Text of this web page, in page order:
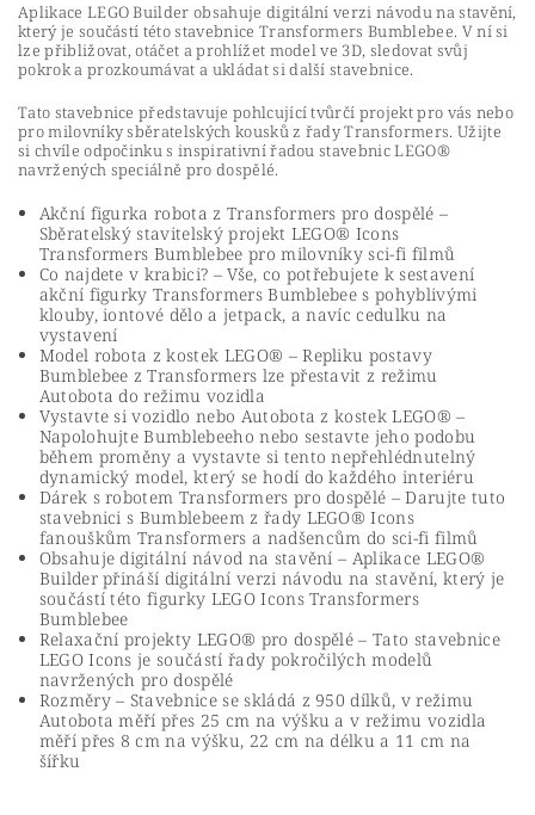
Aplikace LEGO Builder obsahuje digitální verzi návodu na stavění,
který je součástí této stavebnice Transformers Bumblebee. V ní si
lze přibližovat, otáčet a prohlížet model ve 3D, sledovat svůj
pokrok a prozkoumávat a ukládat si další stavebnice.
Tato stavebnice představuje pohlcující tvůrčí projekt pro vás nebo
pro milovníky sběratelských kousků z řady Transformers. Užijte
si chvíle odpočinku s inspirativní řadou stavebnic LEGO®
navržených speciálně pro dospělé.
Akční figurka robota z Transformers pro dospělé –
Sběratelský stavitelský projekt LEGO® Icons
Transformers Bumblebee pro milovníky sci-fi filmů
Co najdete v krabici? – Vše, co potřebujete k sestavení
akční figurky Transformers Bumblebee s pohyblivými
klouby, iontové dělo a jetpack, a navíc cedulku na
vystavení
Model robota z kostek LEGO® – Repliku postavy
Bumblebee z Transformers lze přestavit z režimu
Autobota do režimu vozidla
Vystavte si vozidlo nebo Autobota z kostek LEGO® –
Napolohujte Bumblebeeho nebo sestavte jeho podobu
během proměny a vystavte si tento nepřehlédnutelný
dynamický model, který se hodí do každého interiéru
Dárek s robotem Transformers pro dospělé – Darujte tuto
stavebnici s Bumblebeem z řady LEGO® Icons
fanouškům Transformers a nadšencům do sci-fi filmů
Obsahuje digitální návod na stavění – Aplikace LEGO®
Builder přináší digitální verzi návodu na stavění, který je
součástí této figurky LEGO Icons Transformers
Bumblebee
Relaxační projekty LEGO® pro dospělé – Tato stavebnice
LEGO Icons je součástí řady pokročilých modelů
navržených pro dospělé
Rozměry – Stavebnice se skládá z 950 dílků, v režimu
Autobota měří přes 25 cm na výšku a v režimu vozidla
měří přes 8 cm na výšku, 22 cm na délku a 11 cm na
šířku